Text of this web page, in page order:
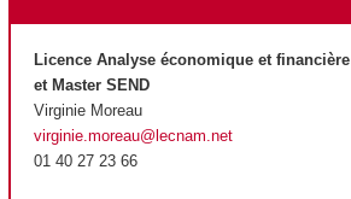
Licence Analyse économique et financière
et Master SEND
Virginie Moreau
virginie.moreau@lecnam.net
01 40 27 23 66